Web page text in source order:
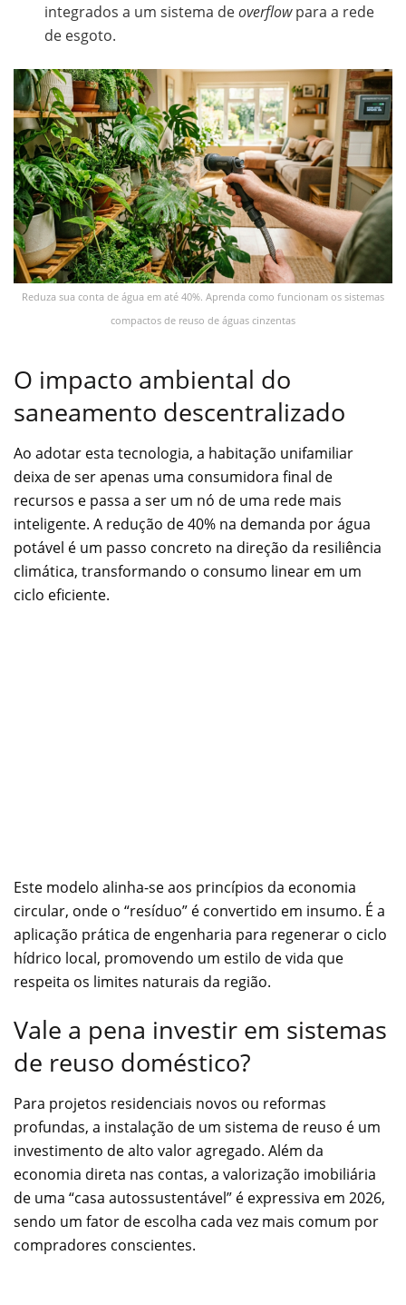
integrados a um sistema deoverflowpara a rede
de esgoto.
Reduza sua conta de água em até 40%. Aprenda como funcionam os sistemas
compactos de reuso de águas cinzentas
O impacto ambiental do
saneamento descentralizado
Ao adotar esta tecnologia, a habitação unifamiliar
deixa de ser apenas uma consumidora final de
recursos e passa a ser um nó de uma rede mais
inteligente. A redução de 40% na demanda por água
potável é um passo concreto na direção da resiliência
climática, transformando o consumo linear em um
ciclo eficiente.
Este modelo alinha-se aos princípios da economia
circular, onde o “resíduo” é convertido em insumo. É a
aplicação prática de engenharia para regenerar o ciclo
hídrico local, promovendo um estilo de vida que
respeita os limites naturais da região.
Vale a pena investir em sistemas
de reuso doméstico?
Para projetos residenciais novos ou reformas
profundas, a instalação de um sistema de reuso é um
investimento de alto valor agregado. Além da
economia direta nas contas, a valorização imobiliária
de uma “casa autossustentável” é expressiva em 2026,
sendo um fator de escolha cada vez mais comum por
compradores conscientes.